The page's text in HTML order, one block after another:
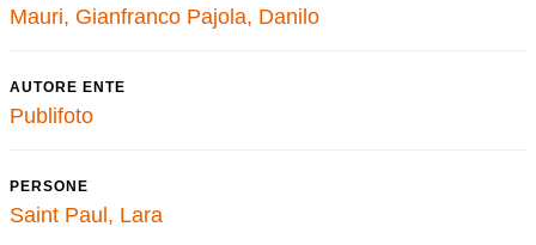
Mauri, Gianfranco Pajola, Danilo
AUTORE ENTE
Publifoto
PERSONE
Saint Paul, Lara